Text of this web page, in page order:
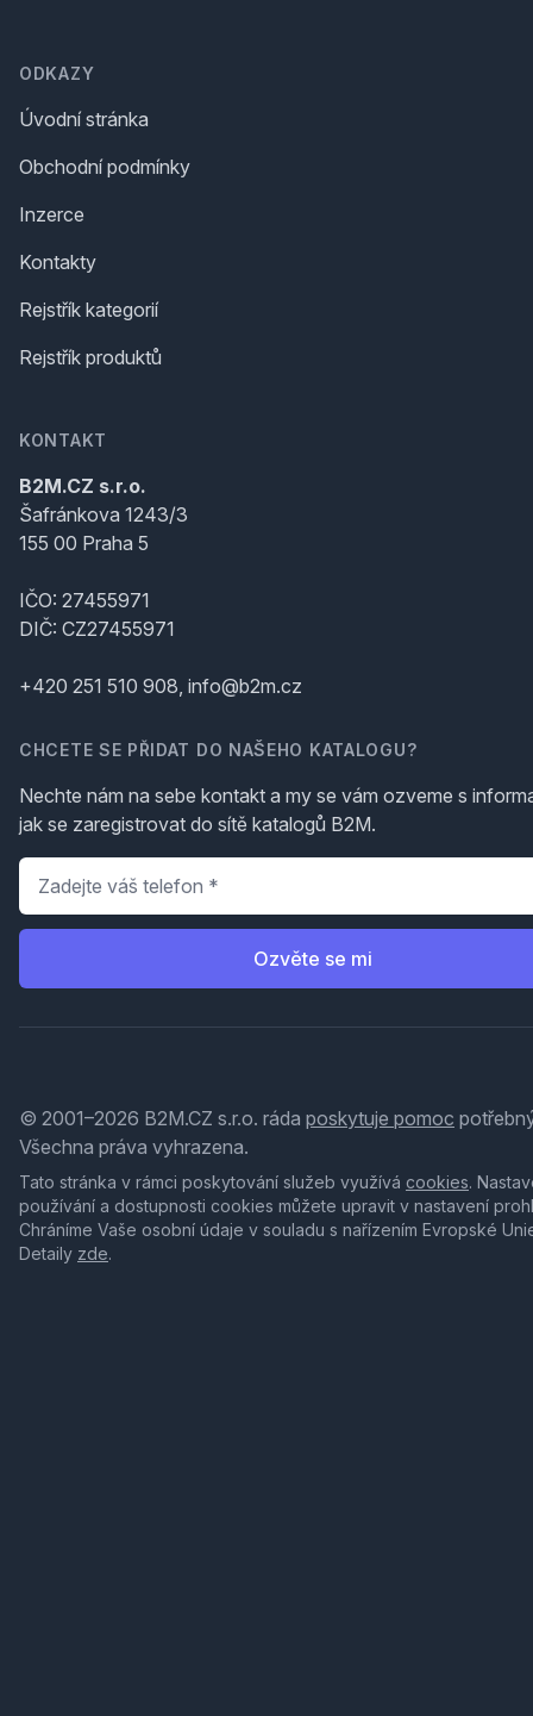
ODKAZY
Úvodní stránka
Obchodní podmínky
Inzerce
Kontakty
Rejstřík kategorií
Rejstřík produktů
KONTAKT
B2M.CZ s.r.o.
Šafránkova 1243/3
155 00 Praha 5
IČO: 27455971
DIČ: CZ27455971
+420 251 510 908, info@b2m.cz
CHCETE SE PŘIDAT DO NAŠEHO KATALOGU?
Nechte nám na sebe kontakt a my se vám ozveme s
jak se zaregistrovat do sítě katalogů B2M.
Telefon
Ozvěte se mi
© 2001–2026 B2M.CZ s.r.o. ráda poskytuje pomoc
Všechna práva vyhrazena.
Tato stránka v rámci poskytování služeb využívá cookies.
používání a dostupnosti cookies můžete upravit v nastavení
Chráníme Vaše osobní údaje v souladu s nařízením Evropské
Detaily zde.